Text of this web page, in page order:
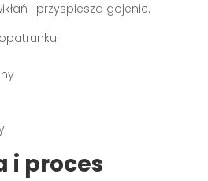
i przyspiesza gojenie.
i proces